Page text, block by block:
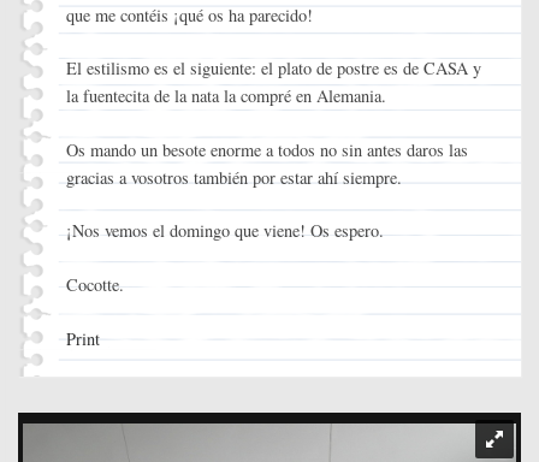
que me contéis ¡qué os ha parecido!
El estilismo es el siguiente: el plato de postre es de CASA y
la fuentecita de la nata la compré en Alemania.
Os mando un besote enorme a todos no sin antes daros las
gracias a vosotros también por estar ahí siempre.
¡Nos vemos el domingo que viene! Os espero.
Cocotte.
Print